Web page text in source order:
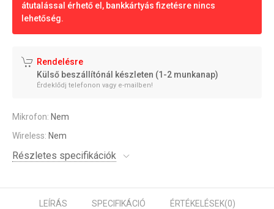
átutalással érhető el, bankkártyás fizetésre nincs
lehetőség.
Rendelésre
Külső beszállítónál készleten (1-2 munkanap)
Érdeklődj telefonon vagy e-mailben!
Mikrofon: Nem
Wireless: Nem
Részletes specifikációk
LEÍRÁS SPECIFIKÁCIÓ ÉRTÉKELÉSEK(0)